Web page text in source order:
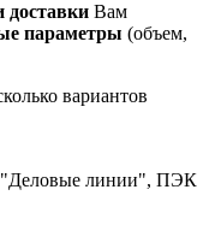
доставки Вам
параметры (объем,
вариантов
линии", ПЭК